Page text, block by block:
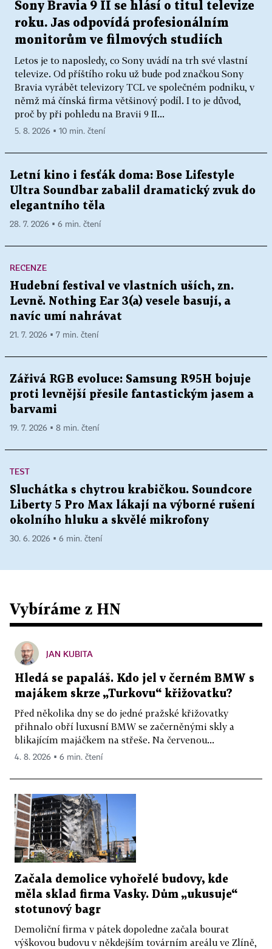
Sony Bravia 9 II se hlásí o titul televize
roku. Jas odpovídá profesionálním
monitorům ve filmových studiích
Letos je to naposledy, co Sony uvádí na trh své vlastní
televize. Od příštího roku už bude pod značkou Sony
Bravia vyrábět televizory TCL ve společném podniku, v
němž má čínská firma většinový podíl. I to je důvod,
proč by při pohledu na Bravii 9 II...
5. 8. 2026 ▪ 10 min. čtení
Letní kino i fesťák doma: Bose Lifestyle
Ultra Soundbar zabalil dramatický zvuk do
elegantního těla
28. 7. 2026 ▪ 6 min. čtení
RECENZE
Hudební festival ve vlastních uších, zn.
Levně. Nothing Ear 3(a) vesele basují, a
navíc umí nahrávat
21. 7. 2026 ▪ 7 min. čtení
Zářivá RGB evoluce: Samsung R95H bojuje
proti levnější přesile fantastickým jasem a
barvami
19. 7. 2026 ▪ 8 min. čtení
TEST
Sluchátka s chytrou krabičkou. Soundcore
Liberty 5 Pro Max lákají na výborné rušení
okolního hluku a skvělé mikrofony
30. 6. 2026 ▪ 6 min. čtení
Vybíráme z HN
JAN KUBITA
Hledá se papaláš. Kdo jel v černém BMW s
majákem skrze „Turkovu“ křižovatku?
Před několika dny se do jedné pražské křižovatky
přihnalo obří luxusní BMW se začerněnými skly a
blikajícím majáčkem na střeše. Na červenou...
4. 8. 2026 ▪ 6 min. čtení
Začala demolice vyhořelé budovy, kde
měla sklad firma Vasky. Dům „ukusuje“
stotunový bagr
Demoliční firma v pátek dopoledne začala bourat
výškovou budovu v někdejším továrním areálu ve Zlíně,